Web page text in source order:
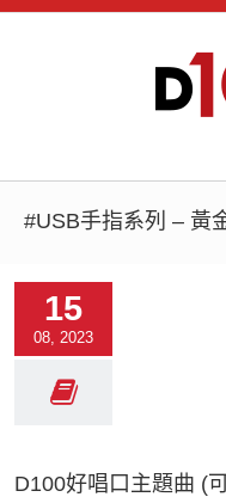
#USB手指系列 – 黃
15
08, 2023
D100好唱口主題曲 (